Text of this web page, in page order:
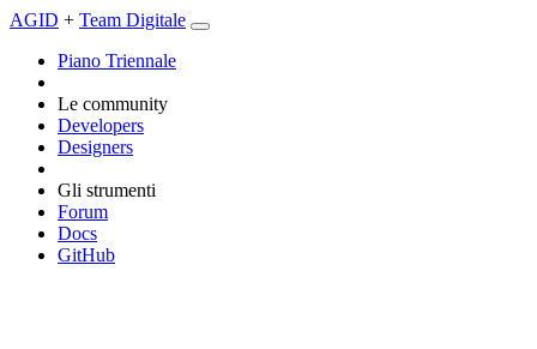
AGID + Team Digitale
Piano Triennale
Le community
Developers
Designers
Gli strumenti
Forum
Docs
GitHub